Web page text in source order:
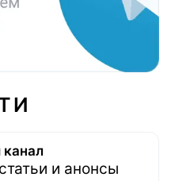
канал
и анонсы